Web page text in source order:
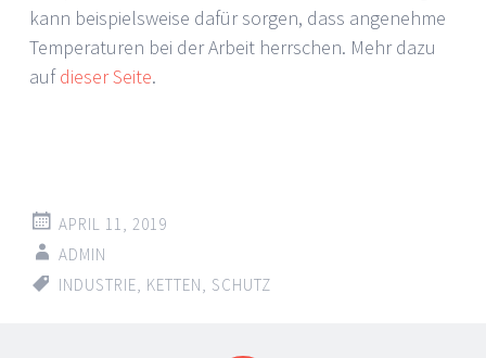
kann beispielsweise dafür sorgen, dass angenehme
Temperaturen bei der Arbeit herrschen. Mehr dazu
aufdieser Seite.
APRIL 11, 2019
ADMIN
INDUSTRIE, KETTEN, SCHUTZ